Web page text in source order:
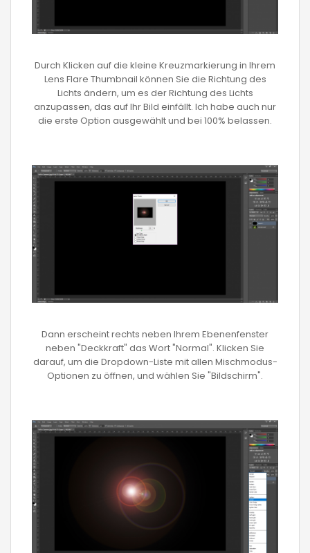
Durch Klicken auf die kleine Kreuzmarkierung in Ihrem
Lens Flare Thumbnail können Sie die Richtung des
Lichts ändern, um es der Richtung des Lichts
anzupassen, das auf Ihr Bild einfällt. Ich habe auch nur
die erste Option ausgewählt und bei 100% belassen.
Dann erscheint rechts neben Ihrem Ebenenfenster
neben "Deckkraft" das Wort "Normal". Klicken Sie
darauf, um die Dropdown-Liste mit allen Mischmodus-
Optionen zu öffnen, und wählen Sie "Bildschirm".